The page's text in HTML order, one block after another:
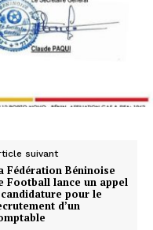
suivant
Fédération Béninoise
Football lance un appel
pour le
d’un